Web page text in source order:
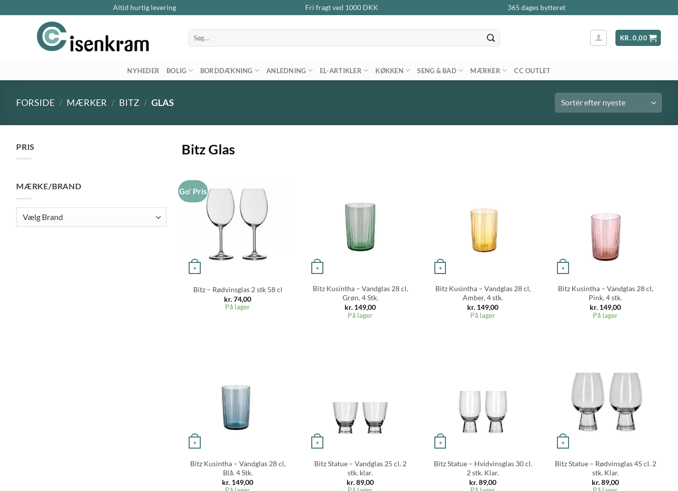
Altid hurtig levering Fri fragt ved 1000DKK 365 dages bytteret
Søg
efter:
KR.0,00
NYHEDER BOLIG BORDDÆKNING ANLEDNING EL-ARTIKLER KØKKEN SENG & BAD MÆRKER CC OUTLET
FORSIDE / MÆRKER / BITZ / GLAS
PRIS
MÆRKE/BRAND
Bitz Glas
Go' Pris
+
Bitz – Rødvinsglas 2 stk 58 cl
kr.74,00
På lager
+
Bitz Kusintha – Vandglas 28 cl,
Grøn. 4 Stk.
kr. 149,00
På lager
+
Bitz Kusintha – Vandglas 28 cl,
Amber. 4 stk.
kr. 149,00
På lager
+
Bitz Kusintha – Vandglas 28 cl,
Pink. 4 stk.
kr. 149,00
På lager
+
Bitz Kusintha – Vandglas 28 cl,
Blå. 4 Stk.
kr. 149,00
+
Bitz Statue – Vandglas 25 cl. 2
stk. klar.
kr.89,00
+
Bitz Statue – Hvidvinsglas 30 cl.
2 stk. Klar.
kr.89,00
+
Bitz Statue – Rødvinsglas 45 cl. 2
stk. Klar.
kr.89,00